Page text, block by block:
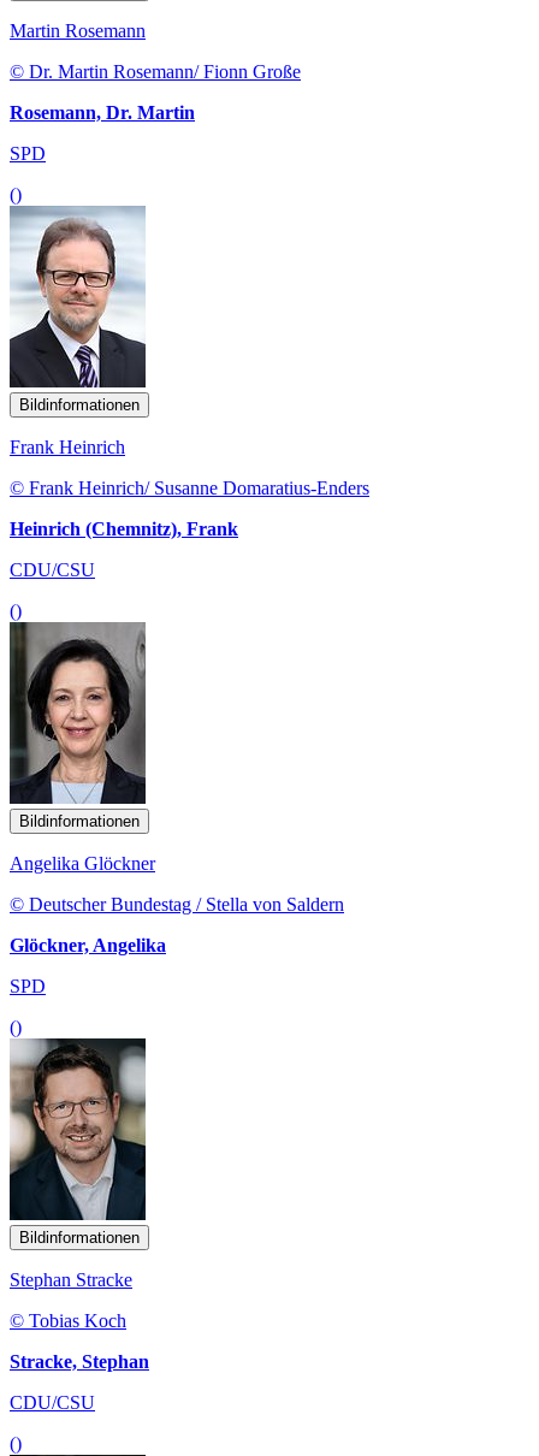
Martin Rosemann
© Dr. Martin Rosemann/ Fionn Große
Rosemann, Dr. Martin
SPD
()
Bildinformationen
Frank Heinrich
© Frank Heinrich/ Susanne Domaratius-Enders
Heinrich (Chemnitz), Frank
CDU/CSU
()
Bildinformationen
Angelika Glöckner
© Deutscher Bundestag / Stella von Saldern
Glöckner, Angelika
SPD
()
Bildinformationen
Stephan Stracke
© Tobias Koch
Stracke, Stephan
CDU/CSU
()